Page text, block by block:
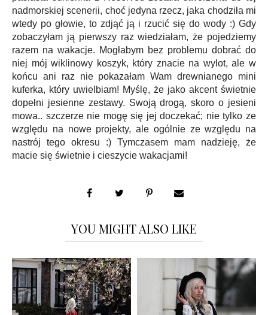
nadmorskiej scenerii, choć jedyna rzecz, jaka chodziła mi
wtedy po głowie, to zdjąć ją i rzucić się do wody :) Gdy
zobaczyłam ją pierwszy raz wiedziałam, że pojedziemy
razem na wakacje. Mogłabym bez problemu dobrać do
niej mój wiklinowy koszyk, który znacie na wylot, ale w
końcu ani raz nie pokazałam Wam drewnianego mini
kuferka, który uwielbiam! Myślę, że jako akcent świetnie
dopełni jesienne zestawy. Swoją drogą, skoro o jesieni
mowa.. szczerze nie mogę się jej doczekać; nie tylko ze
względu na nowe projekty, ale ogólnie ze względu na
nastrój tego okresu :) Tymczasem mam nadzieję, że
macie się świetnie i cieszycie wakacjami!
YOU MIGHT ALSO LIKE